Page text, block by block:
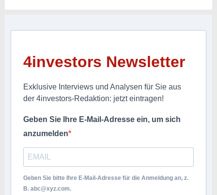
4investors Newsletter
Exklusive Interviews und Analysen für Sie aus
der 4investors-Redaktion: jetzt eintragen!
Geben Sie Ihre E-Mail-Adresse ein, um sich
anzumelden
Geben Sie bitte Ihre E-Mail-Adresse für die Anmeldung an, z.
B. abc@xyz.com.